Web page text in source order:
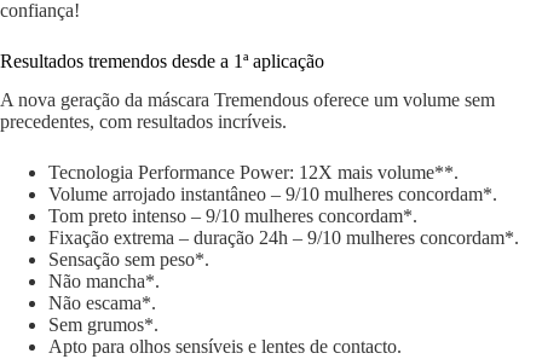
confiança!
Resultados tremendos desde a 1ª aplicação
A nova geração da máscara Tremendous oferece um volume sem
precedentes, com resultados incríveis.
Tecnologia Performance Power: 12X mais volume**.
Volume arrojado instantâneo – 9/10 mulheres concordam*.
Tom preto intenso – 9/10 mulheres concordam*.
Fixação extrema – duração 24h – 9/10 mulheres concordam*.
Sensação sem peso*.
Não mancha*.
Não escama*.
Sem grumos*.
Apto para olhos sensíveis e lentes de contacto.